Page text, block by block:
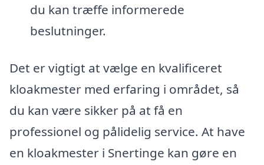
du kan træffe informerede
beslutninger.
Det er vigtigt at vælge en kvalificeret
kloakmester med erfaring i området, så
du kan være sikker på at få en
professionel og pålidelig service. At have
en kloakmester i Snertinge kan gøre en